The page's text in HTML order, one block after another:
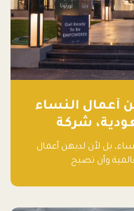
أعمال النساء
شركة
بل لأن لديهن أعمال
وأن تصبح